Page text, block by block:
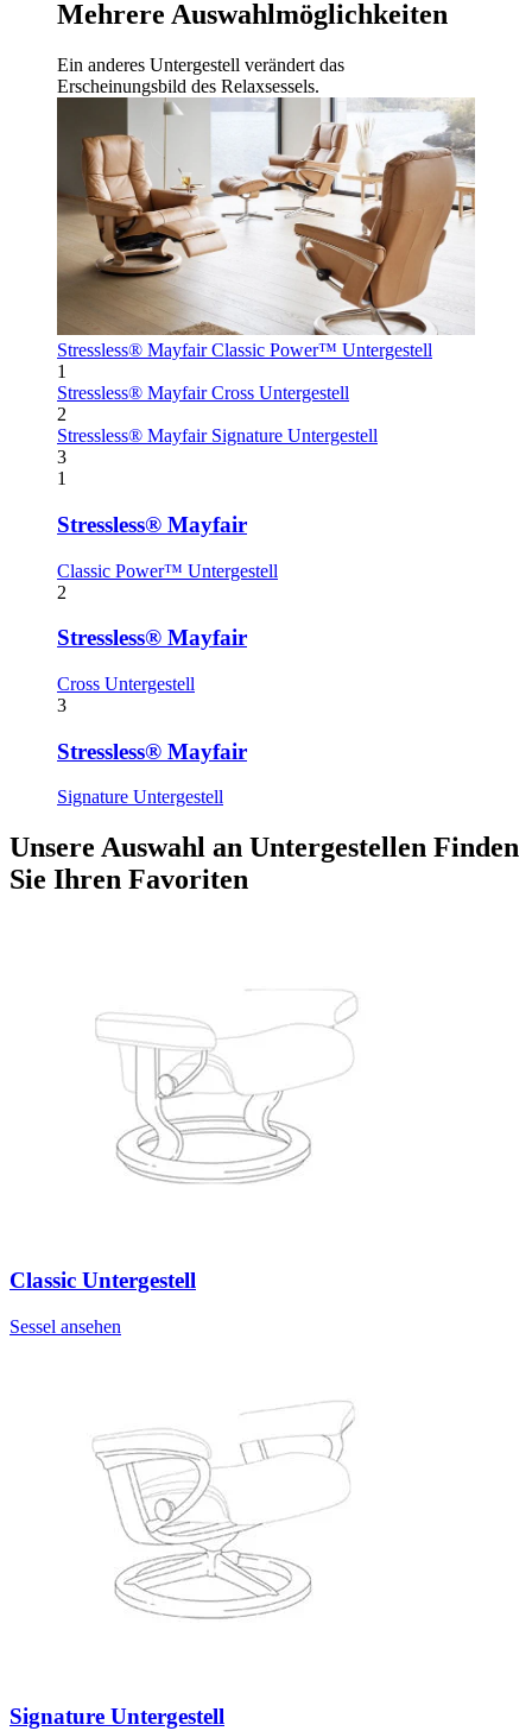
Mehrere Auswahlmöglichkeiten
Ein anderes Untergestell verändert das
Erscheinungsbild des Relaxsessels.
Stressless® MayfairClassic Power™ Untergestell
1
Stressless® MayfairCross Untergestell
2
Stressless® Mayfair Signature Untergestell
3
1
Stressless® Mayfair
Classic Power™ Untergestell
2
Stressless® Mayfair
Cross Untergestell
3
Stressless® Mayfair
Signature Untergestell
Unsere Auswahl an Untergestellen Finden
Sie Ihren Favoriten
Classic Untergestell
Sessel ansehen
Signature Untergestell